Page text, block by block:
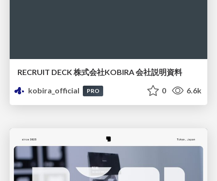
RECRUIT DECK 株式会社KOBIRA 会社説明資料
kobira_official
PRO 0 6.6k